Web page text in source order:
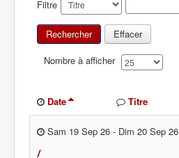
Filtre
Rechercher
Effacer
Nombre à afficher
Date Titre
Sam 19 Sep 26 - Dim 20 Sep 26
/